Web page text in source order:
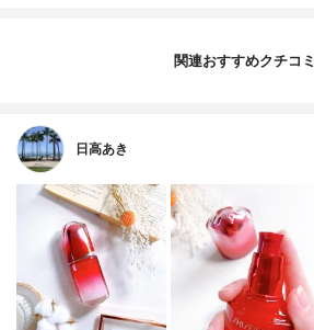
関連おすすめクチコミ
日高あき